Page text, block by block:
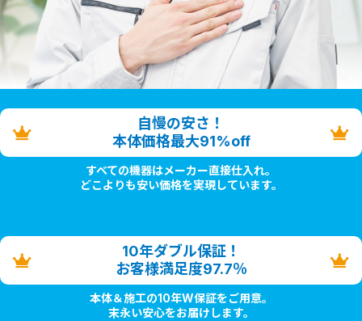
自慢の安さ！
本体価格最大91%off
すべての機器はメーカー直接仕入れ。
どこよりも安い価格を実現しています。
10年ダブル保証！
お客様満足度97.7％
本体＆施工の10年W保証をご用意。
末永い安心をお届けします。